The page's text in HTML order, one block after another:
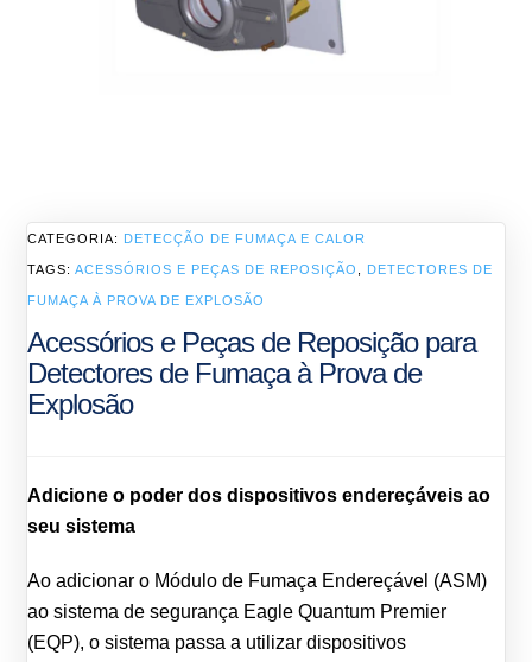
Acessórios e Peças de Reposição para
Detectores de Fumaça à Prova de
Explosão
Adicione o poder dos dispositivos endereçáveis ao
seu sistema
Ao adicionar o Módulo de Fumaça Endereçável (ASM)
ao sistema de segurança Eagle Quantum Premier
(EQP), o sistema passa a utilizar dispositivos
CATEGORIA: DETECÇÃO DE FUMAÇA E CALOR
TAGS:ACESSÓRIOS E PEÇAS DE REPOSIÇÃO DETECTORES DE
FUMAÇA À PROVA DE EXPLOSÃO